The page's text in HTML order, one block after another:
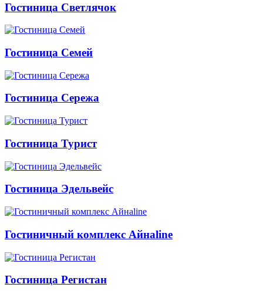
Гостиница Светлячок
Гостиница Семей
Гостиница Сережа
Гостиница Турист
Гостиница Эдельвейс
Гостиничный комплекс Айнаline
Гостиница Регистан